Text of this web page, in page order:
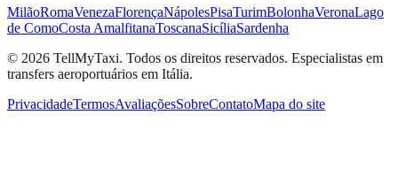
MilãoRomaVenezaFlorençaNápolesPisaTurimBolonhaVeronaLago
de ComoCosta AmalfitanaToscanaSicíliaSardenha
© 2026 TellMyTaxi. Todos os direitos reservados. Especialistas em
transfers aeroportuários em Itália.
PrivacidadeTermosAvaliaçõesSobreContatoMapa do site